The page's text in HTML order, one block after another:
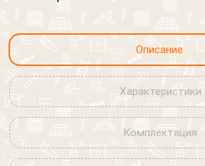
Описание
Характеристики
Комплектация
Я согласен на обработку